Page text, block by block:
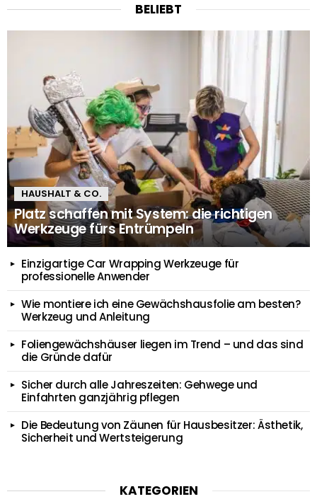
BELIEBT
HAUSHALT & CO.
Platz schaffen mit System: die richtigen
Werkzeuge fürs Entrümpeln
Einzigartige Car Wrapping Werkzeuge für
professionelle Anwender
Wie montiere ich eine Gewächshausfolie am besten?
Werkzeug und Anleitung
Foliengewächshäuser liegen im Trend – und das sind
die Gründe dafür
Sicher durch alle Jahreszeiten: Gehwege und
Einfahrten ganzjährig pflegen
Die Bedeutung von Zäunen für Hausbesitzer: Ästhetik,
Sicherheit und Wertsteigerung
KATEGORIEN